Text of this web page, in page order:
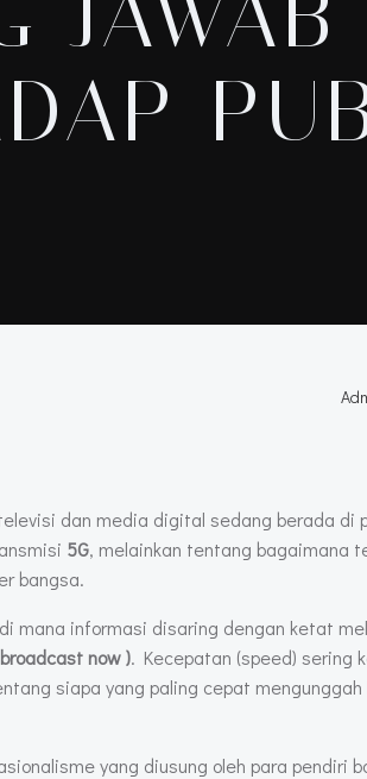
dan media digital sedang berada di
5G, melainkan tentang bagaimana
bangsa.
mana informasi disaring dengan ketat
now ). Kecepatan (speed) sering
siapa yang paling cepat
yang diusung oleh para pendiri